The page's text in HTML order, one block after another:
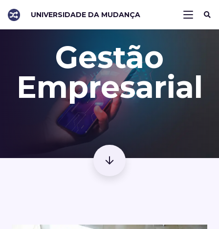
UNIVERSIDADE DA MUDANÇA
Gestão
Empresarial